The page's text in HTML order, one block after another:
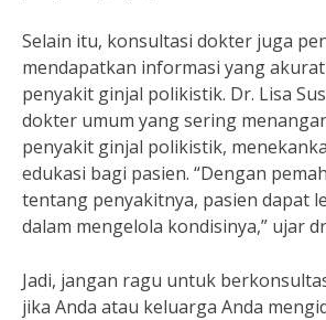
Selain itu, konsultasi dokter juga
mendapatkan informasi yang
penyakit ginjal polikistik. Dr. Lisa
dokter umum yang sering
penyakit ginjal polikistik,
edukasi bagi pasien. “Dengan
tentang penyakitnya, pasien dapat
dalam mengelola kondisinya,” ujar
Jadi, jangan ragu untuk
jika Anda atau keluarga Anda